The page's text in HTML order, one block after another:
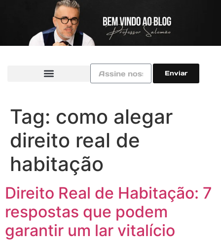
Enviar
Tag: como alegar
direito real de
habitação
Direito Real de Habitação: 7
respostas que podem
garantir um lar vitalício